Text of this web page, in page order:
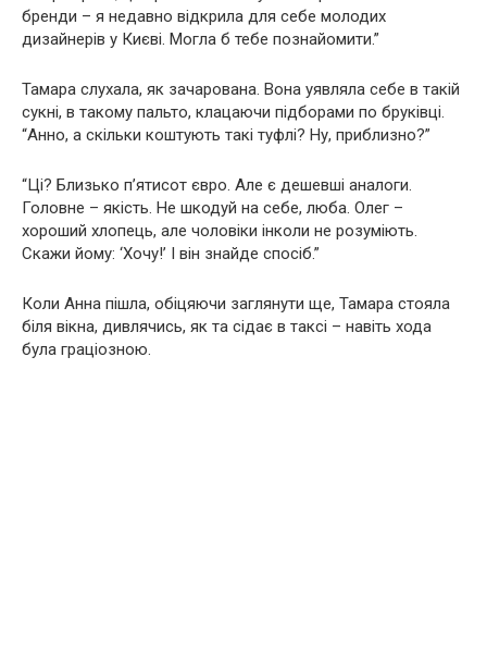
бренди – я недавно відкрила для себе молодих
дизайнерів у Києві. Могла б тебе познайомити.”
Тамара слухала, як зачарована. Вона уявляла себе в такій
сукні, в такому пальто, клацаючи підборами по бруківці.
“Анно, а скільки коштують такі туфлі? Ну, приблизно?”
“Ці? Близько п’ятисот євро. Але є дешевші аналоги.
Головне – якість. Не шкодуй на себе, люба. Олег –
хороший хлопець, але чоловіки інколи не розуміють.
Скажи йому: ‘Хочу!’ І він знайде спосіб.”
Коли Анна пішла, обіцяючи заглянути ще, Тамара стояла
біля вікна, дивлячись, як та сідає в таксі – навіть хода
була граціозною.